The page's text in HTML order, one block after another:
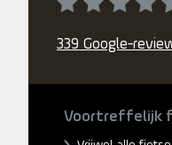
339 Google-
Voortreffelijk